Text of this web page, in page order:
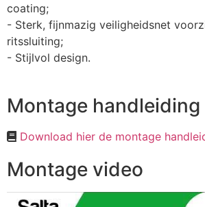
coating;
- Sterk, fijnmazig veiligheidsnet
ritssluiting;
- Stijlvol design.
Montage handleiding
Download hier de montage
Montage video